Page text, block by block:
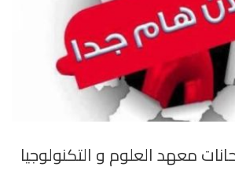
معهد العلوم و التكنولوجيا